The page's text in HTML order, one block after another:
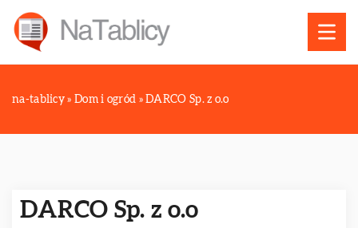
na-tablicy » Dom i ogród »DARCO Sp. z o.o
DARCO Sp. z o.o